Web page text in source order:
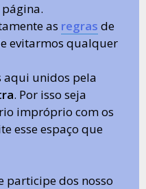
as regras de
evitarmos qualquer
aqui unidos pela
. Por isso seja
impróprio com os
esse espaço que
participe dos nosso